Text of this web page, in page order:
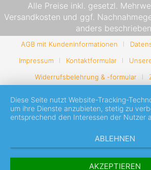
Alle Preise inkl. gesetzl.
Versandkosten und ggf.
anders
AGB mit Kundeninformationen
Impressum
Kontaktformular
Widerrufsbelehrung & -formular
Diese Seite nutzt Website-Tracking-
um ihre Dienste anzubieten, stetig zu
entsprechend den Interessen der Nutzer
ABLEHNEN
AKZEPTIEREN